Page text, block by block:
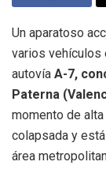
Un aparatoso
varios vehículos
autovía A-7,
Paterna
momento de
colapsada y
área